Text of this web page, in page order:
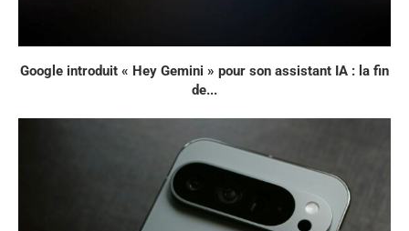
Google introduit « Hey Gemini » pour son assistant IA : la fin
de...